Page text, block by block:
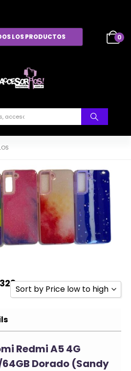
LOS PRODUCTOS 0
Sort by Price low to high
Sort by Rating
Sort by Price low to high
Sort by Price high to low
Redmi A5 4G
64GB Dorado (Sandy